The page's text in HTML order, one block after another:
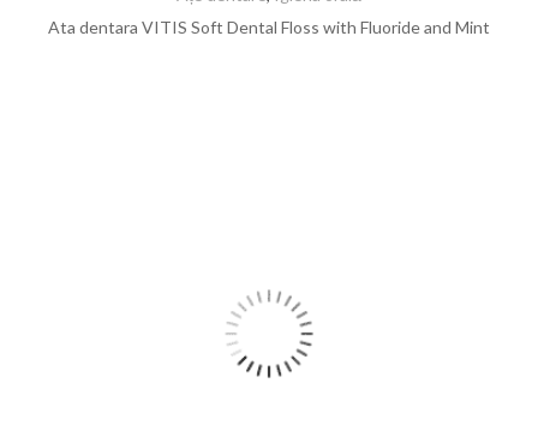
Ata dentara VITIS Soft Dental Floss with Fluoride and Mint